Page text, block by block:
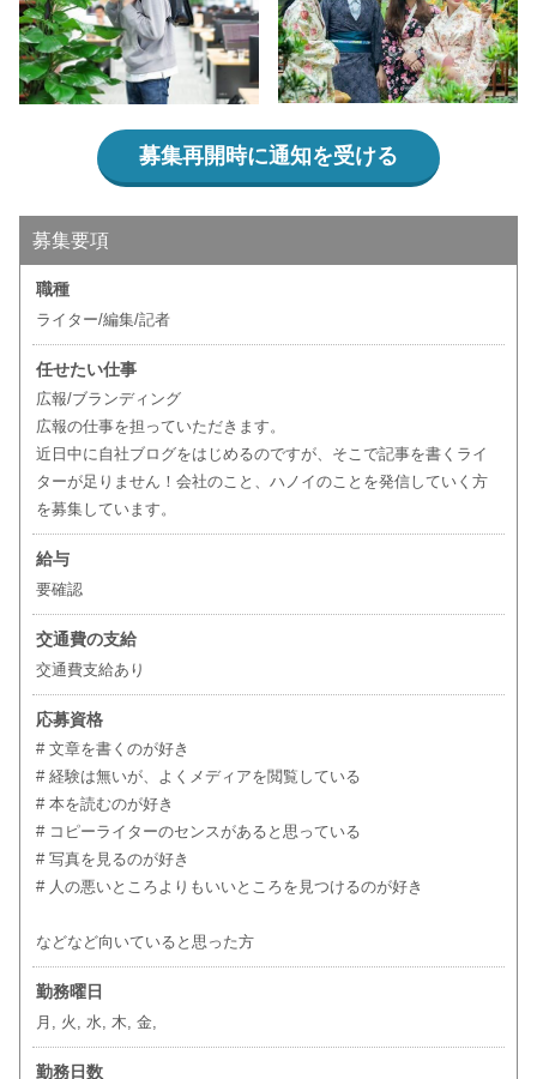
募集再開時に通知を受ける
募集要項
職種
ライター/編集/記者
任せたい仕事
広報/ブランディング
広報の仕事を担っていただきます。
近日中に自社ブログをはじめるのですが、そこで記事を書くライ
ターが足りません！会社のこと、ハノイのことを発信していく方
を募集しています。
給与
要確認
交通費の支給
交通費支給あり
応募資格
# 文章を書くのが好き
# 経験は無いが、よくメディアを閲覧している
# 本を読むのが好き
# コピーライターのセンスがあると思っている
# 写真を見るのが好き
# 人の悪いところよりもいいところを見つけるのが好き
などなど向いていると思った方
勤務曜日
月, 火, 水, 木, 金,
勤務日数